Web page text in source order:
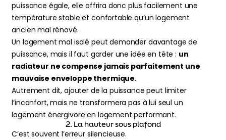
puissance égale, elle offrira donc plus facilement une
température stable et confortable qu’un logement
ancien mal rénové.
Un logement mal isolé peut demander davantage de
puissance, mais il faut garder une idée en tête : un
radiateur ne compense jamais parfaitement une
mauvaise enveloppe thermique.
Autrement dit, ajouter de la puissance peut limiter
l’inconfort, mais ne transformera pas à lui seul un
logement énergivore en logement performant.
2. La hauteur sous plafond
C’est souvent l’erreur silencieuse.